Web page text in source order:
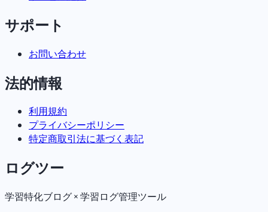
サポート
お問い合わせ
法的情報
利用規約
プライバシーポリシー
特定商取引法に基づく表記
ログツー
学習特化ブログ × 学習ログ管理ツール